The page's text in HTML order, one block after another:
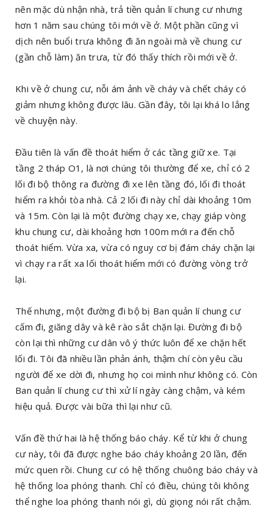
nên mặc dù nhận nhà, trả tiền quản lí chung cư nhưng
hơn 1 năm sau chúng tôi mới về ở. Một phần cũng vì
dịch nên buổi trưa không đi ăn ngoài mà về chung cư
(gần chỗ làm) ăn trưa, từ đó thấy thích rồi mới về ở.
Khi về ở chung cư, nỗi ám ảnh về cháy và chết cháy có
giảm nhưng không được lâu. Gần đây, tôi lại khá lo lắng
về chuyện này.
Đầu tiên là vấn đề thoát hiểm ở các tầng giữ xe. Tại
tầng 2 tháp O1, là nơi chúng tôi thường để xe, chỉ có 2
lối đi bộ thông ra đường đi xe lên tầng đó, lối đi thoát
hiểm ra khỏi tòa nhà. Cả 2 lối đi này chỉ dài khoảng 10m
và 15m. Còn lại là một đường chạy xe, chạy giáp vòng
khu chung cư, dài khoảng hơn 100m mới ra đến chỗ
thoát hiểm. Vừa xa, vừa có nguy cơ bị đám cháy chặn lại
vì chạy ra rất xa lối thoát hiểm mới có đường vòng trở
lại.
Thế nhưng, một đường đi bộ bị Ban quản lí chung cư
cấm đi, giăng dây và kê rào sắt chặn lại. Đường đi bộ
còn lại thì những cư dân vô ý thức luôn để xe chặn hết
lối đi. Tôi đã nhiều lần phản ánh, thậm chí còn yêu cầu
người để xe dời đi, nhưng họ coi mình như không có. Còn
Ban quản lí chung cư thì xử lí ngày càng chậm, và kém
hiệu quả. Được vài bữa thì lại như cũ.
Vấn đề thứ hai là hệ thống báo cháy. Kể từ khi ở chung
cư này, tôi đã được nghe báo cháy khoảng 20 lần, đến
mức quen rồi. Chung cư có hệ thống chuông báo cháy và
hệ thống loa phóng thanh. Chỉ có điều, chúng tôi không
thể nghe loa phóng thanh nói gì, dù giọng nói rất chậm.